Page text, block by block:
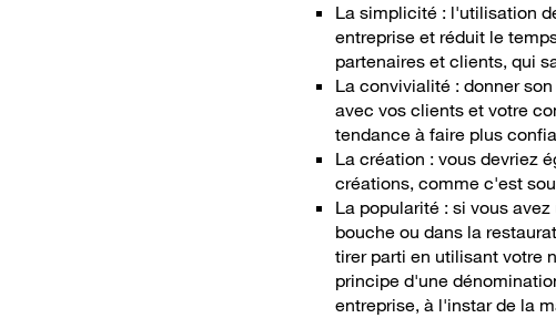
La simplicité : l'utilisation
entreprise et réduit le
partenaires et clients, qui
La convivialité : donner
avec vos clients et votre
tendance à faire plus
La création : vous devriez
créations, comme c'est
La popularité : si vous
bouche ou dans la
tirer parti en utilisant votre
principe d'une
entreprise, à l'instar de la